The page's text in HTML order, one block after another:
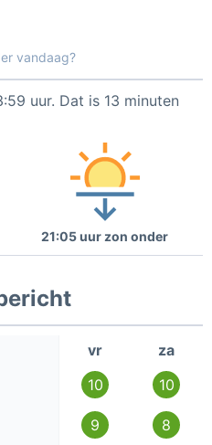
vandaag?
uur. Dat is 13 minuten
21:05 uur zon onder
vr
za
10 10
9 8